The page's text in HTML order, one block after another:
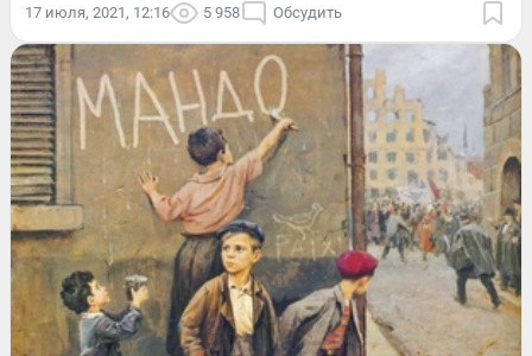
17 июля, 2021, 12:16 5 958 Обсудить